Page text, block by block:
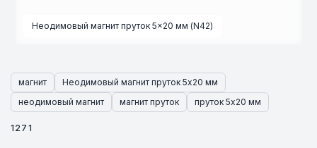
Неодимовый магнит пруток 5×20 мм (N42)
магнит
Неодимовый магнит пруток 5х20 мм
неодимовый магнит
магнит пруток пруток 5х20 мм
1271